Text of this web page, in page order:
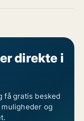
direkte i
få gratis besked
og